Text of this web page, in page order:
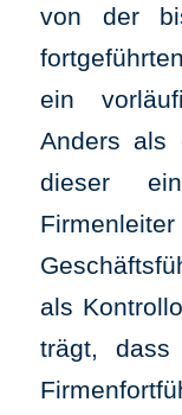
von der
ein
Anders als
dieser
als
trägt,